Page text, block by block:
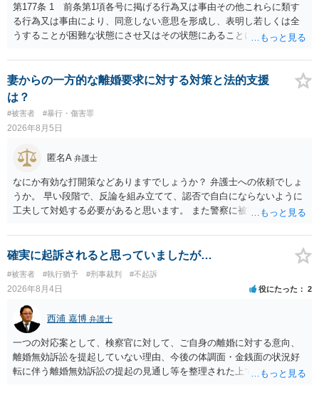
第177条 1 前条第1項各号に掲げる行為又は事由その他これらに類す
る行為又は事由により、同意しない意思を形成し、表明し若しくは全
うすることが困難な状態にさせ又はその状態にあることに乗じて、性
く。）若しくは物を挿入する行為であってわいせつなもの（以下この
条及び第179条第2項において「性交等」という。）をした者は、婚姻
関係の有無にかかわらず、5年以上の有期拘禁刑に処する。 第176条 1
次に掲げる行為又は事由その他これらに類する行為又は事由により、
同意しない意思を形成し、表明し若しくは全うすることが困難な状態
にさせ又はその状態にあることに乗じて、わいせつな行為をした者
は、婚姻関係の有無にかかわらず、6月以上10年以下の拘禁刑に処す
る。 ③アルコール若しくは薬物を摂取させること又はそれらの影響が
あること。 以上の通りですから、アルコール摂取だけでなく、「同意
しない意思を形成し、表明し若しくは全うすることが困難な状態」で
あることが必要です。
妻からの一方的な離婚要求に対する対策と法的支援
は？
#被害者 #暴行・傷害罪
2026年8月5日
匿名A 弁護士
なにか有効な打開策などありますでしょうか？ 弁護士への依頼でしょ
うか。 早い段階で、反論を組み立てて、認否で自白にならないように
工夫して対処する必要があると思います。 また警察に被害届を出すと
告訴状を作って証拠をそろえて出すことでしょう。
確実に起訴されると思っていましたが…
#被害者 #執行猶予 #刑事裁判 #不起訴
2026年8月4日 役にたった 2
西浦 嘉博 弁護士
一つの対応案として、検察官に対して、ご自身の離婚に対する意向、
離婚無効訴訟を提起していない理由、今後の体調面・金銭面の状況好
転に伴う離婚無効訴訟の提起の見通し等を整理された上で、書面とし